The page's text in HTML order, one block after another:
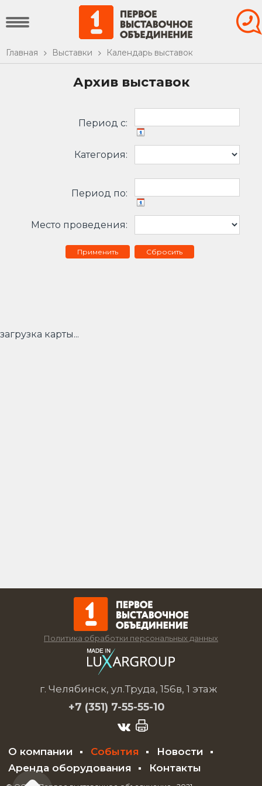
Главная Выставки Календарь выставок
Архив выставок
Период c:
Категория:
Период по:
Место проведения:
Сбросить
загрузка карты...
Политика обработки персональных данных
г. Челябинск, ул.Труда, 156в, 1 этаж
+7 (351) 7-55-55-10
О компании События
Новости
Аренда оборудования
Контакты